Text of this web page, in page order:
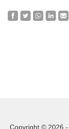
Copyright © 2026 -